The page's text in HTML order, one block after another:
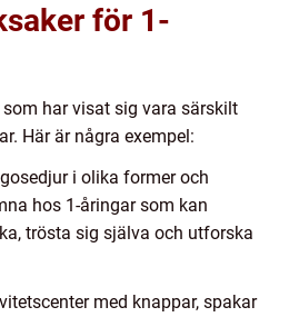
för 1-
har visat sig vara särskilt
Här är några exempel:
i olika former och
hos 1-åringar som kan
trösta sig själva och utforska
med knappar, spakar